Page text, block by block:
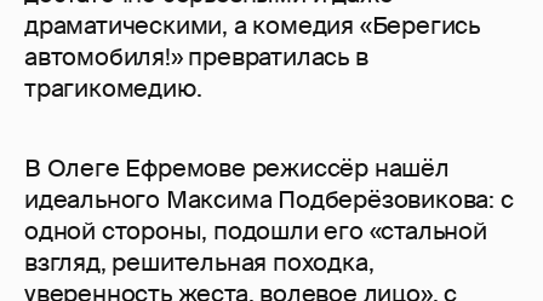
драматическими, а комедия «Берегись
автомобиля!» превратилась в
трагикомедию.
В Олеге Ефремове режиссёр нашёл
идеального Максима Подберёзовикова: с
одной стороны, подошли его «стальной
взгляд, решительная походка,
уверенность жеста, волевое лицо», с